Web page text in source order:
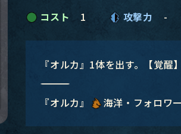
コスト 1 攻撃力 -
『オルカ』1体を出す。【覚醒
―――――――――――――――
『オルカ』
海洋・フォロワー